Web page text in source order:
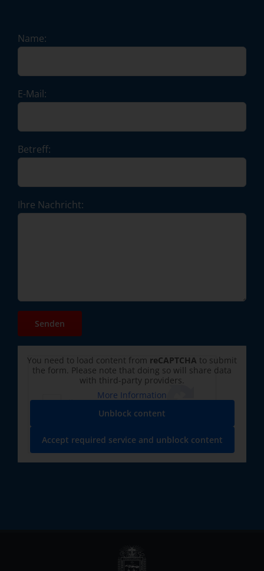
Name:
E-Mail:
Betreff:
Ihre Nachricht:
You need to load content from reCAPTCHA to submit
the form. Please note that doing so will share data
with third-party providers.
More Information
Unblock content
Accept required service and unblock content